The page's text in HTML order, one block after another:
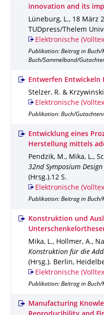
innovation and its
Lüneburg, L., 18 März
TUDpress/Thelem
Elektronische
Publikation: Beitrag in
Buch/Sammelband/
Entwerfen Entwickeln
Stelzer, R. &
Elektronische
Publikation: Buch/
Entwicklung eines
Herstellung mittels
Pendzik, M., Mika, L.,
32nd Symposium Design
(Hrsg.).12 S.
Elektronische
Publikation: Beitrag in
Konstruktion und
Mika, L., Hollmer, A.,
Konstruktion für die
(Hrsg.). Berlin,
Elektronische
Publikation: Beitrag in
Manufacturing